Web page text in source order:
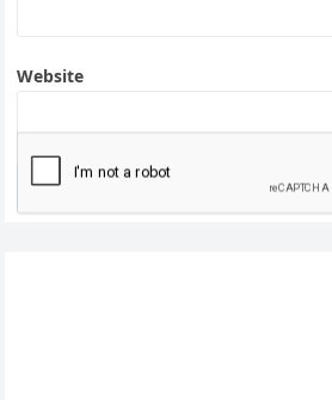
Website